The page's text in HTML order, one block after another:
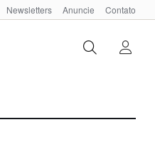
Newsletters Anuncie Contato